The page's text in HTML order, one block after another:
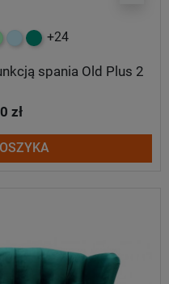
błękitny
turkusowy
+24
spania Old Plus 2
zł